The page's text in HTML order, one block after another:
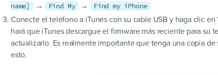
name]
→ Find My → Find my iPhone
Conecte el teléfono a iTunes con su cable USB y haga clic en
hará que iTunes descargue el firmware más reciente para su
actualizarlo. Es realmente importante que tenga una copia
esto.